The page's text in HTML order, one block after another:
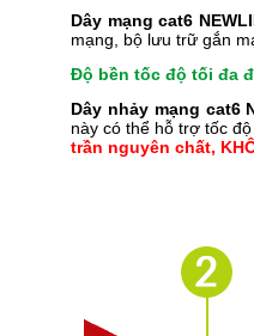
Dây mạng cat6
mạng, bộ lưu trữ gắn
Độ bền tốc độ tối đa
Dây nhảy mạng cat6
này có thể hỗ trợ tốc
trần nguyên chất,